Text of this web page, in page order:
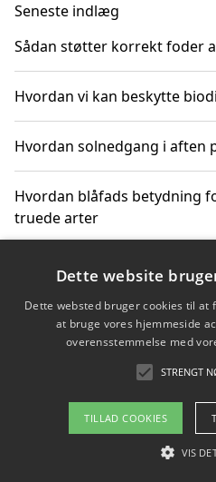
Seneste indlæg
Sådan støtter korrekt foder
Hvordan vi kan beskytte
Hvordan solnedgang i aften
Hvordan blåfads betydning
truede arter
Hvordan kan gaver til unge
Copyright 2026
Om / kontakt
Dette website
Dette websted bruger cookies til at
at bruge vores hjemmeside
overensstemmelse med
STRENGT
TILLAD COOKIES
VIS